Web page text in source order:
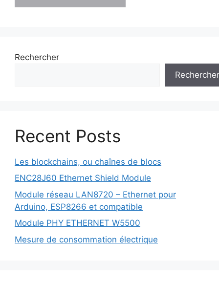
Rechercher
Rechercher
Recent Posts
Les blockchains, ou chaînes de blocs
ENC28J60 Ethernet Shield Module
Module réseau LAN8720 – Ethernet pour
Arduino, ESP8266 et compatible
Module PHY ETHERNET W5500
Mesure de consommation électrique